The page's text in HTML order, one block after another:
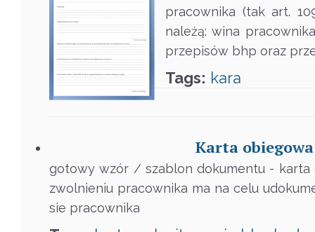
pracownika (tak art.
należą: wina
przepisów bhp oraz
Tags: kara
Karta
gotowy wzór / szablon dokumentu - karta
zwolnieniu pracownika ma na celu
sie pracownika